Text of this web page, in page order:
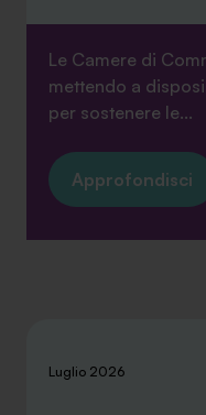
Le Camere di
mettendo a
per sostenere le...
Approfondisci
Luglio 2026